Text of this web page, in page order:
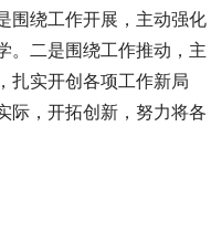
围绕工作开展，主动强化
。二是围绕工作推动，主
扎实开创各项工作新局
际，开拓创新，努力将各